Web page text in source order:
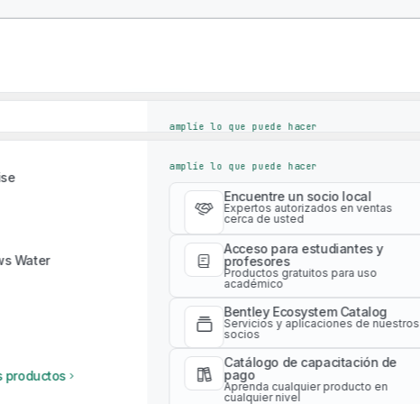
Water
amplíe lo que puede hacer
Expertos autorizados en ventas
Acceso para estudiantes y
profesores
Productos gratuitos para uso
académico
Bentley Ecosystem Catalog
Servicios y aplicaciones de nuestros
socios
Catálogo de capacitación de
pago
Aprenda cualquier producto en
cualquier nivel
Servicios profesionales
Obtenga asesoría experta para su
Water
productos
amplíe lo que puede hacer
Encuentre un socio local
Expertos autorizados en ventas
cerca de usted
Acceso para estudiantes y
profesores
Productos gratuitos para uso
académico
Bentley Ecosystem Catalog
Servicios y aplicaciones de nuestros
socios
Catálogo de capacitación de
pago
Aprenda cualquier producto en
cualquier nivel
Solutions To Drive